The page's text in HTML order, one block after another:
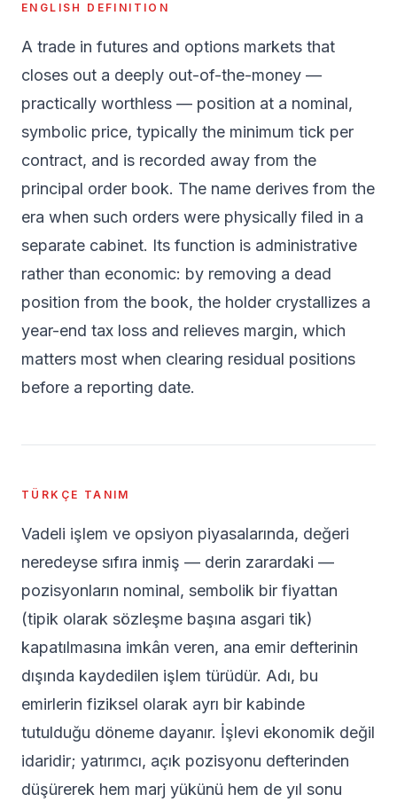
ENGLISH DEFINITION
A trade in futures and options markets that
closes out a deeply out-of-the-money —
practically worthless — position at a nominal,
symbolic price, typically the minimum tick per
contract, and is recorded away from the
principal order book. The name derives from the
era when such orders were physically filed in a
separate cabinet. Its function is administrative
rather than economic: by removing a dead
position from the book, the holder crystallizes a
year-end tax loss and relieves margin, which
matters most when clearing residual positions
before a reporting date.
TÜRKÇE TANIM
Vadeli işlem ve opsiyon piyasalarında, değeri
neredeyse sıfıra inmiş — derin zarardaki —
pozisyonların nominal, sembolik bir fiyattan
(tipik olarak sözleşme başına asgari tik)
kapatılmasına imkân veren, ana emir defterinin
dışında kaydedilen işlem türüdür. Adı, bu
emirlerin fiziksel olarak ayrı bir kabinde
tutulduğu döneme dayanır. İşlevi ekonomik değil
idaridir; yatırımcı, açık pozisyonu defterinden
düşürerek hem marj yükünü hem de yıl sonu